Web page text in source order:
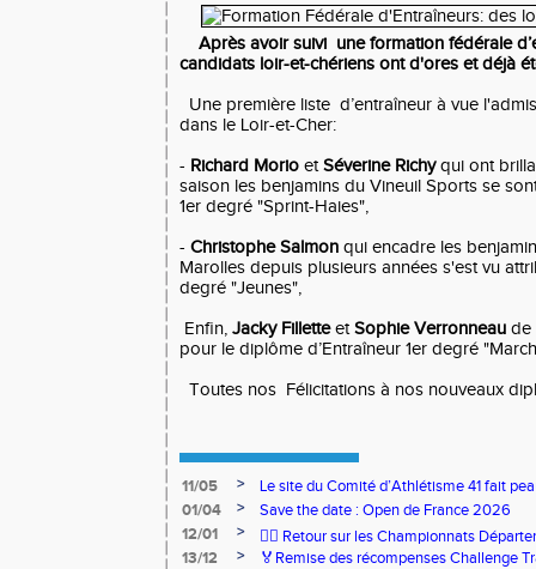
Après avoir suivi une formation fédérale
candidats loir-et-chériens ont d'ores et déjà
Une première liste d’entraîneur à vue
dans le Loir-et-Cher:
- Richard Morio etSéverine Richyqui ont
saison les benjamins du Vineuil Sports se
1er degré "Sprint-Haies",
- Christophe Salmon qui encadre les
Marolles depuis plusieurs années s'est vu
degré "Jeunes",
Enfin, Jacky FilletteetSophie Verronneau de
pour le diplôme d’Entraîneur 1er degré
Toutes nos Félicitations à nos nouveaux
11/05 >
Le site du Comité d’Athlétisme 41 fait
01/04
>
Save the date : Open de France 2026
12/01
>
🏃‍♂️ Retour sur les Championnats
13/12
>
🏅Remise des récompenses Challenge